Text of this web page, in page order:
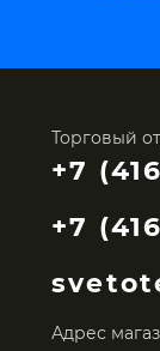
Торговый
+7
+7
Адрес